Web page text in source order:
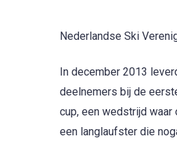
Nederlandse Ski
In december 2013
deelnemers bij de
cup, een wedstrijd waar
een langlaufster die